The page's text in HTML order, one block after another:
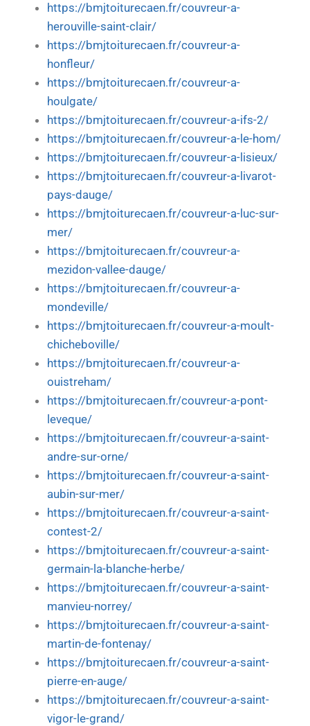
https://bmjtoiturecaen.fr/couvreur-a-
herouville-saint-clair/
https://bmjtoiturecaen.fr/couvreur-a-
honfleur/
https://bmjtoiturecaen.fr/couvreur-a-
houlgate/
https://bmjtoiturecaen.fr/couvreur-a-ifs-2/
https://bmjtoiturecaen.fr/couvreur-a-le-hom/
https://bmjtoiturecaen.fr/couvreur-a-lisieux/
https://bmjtoiturecaen.fr/couvreur-a-livarot-
pays-dauge/
https://bmjtoiturecaen.fr/couvreur-a-luc-sur-
mer/
https://bmjtoiturecaen.fr/couvreur-a-
mezidon-vallee-dauge/
https://bmjtoiturecaen.fr/couvreur-a-
mondeville/
https://bmjtoiturecaen.fr/couvreur-a-moult-
chicheboville/
https://bmjtoiturecaen.fr/couvreur-a-
ouistreham/
https://bmjtoiturecaen.fr/couvreur-a-pont-
leveque/
https://bmjtoiturecaen.fr/couvreur-a-saint-
andre-sur-orne/
https://bmjtoiturecaen.fr/couvreur-a-saint-
aubin-sur-mer/
https://bmjtoiturecaen.fr/couvreur-a-saint-
contest-2/
https://bmjtoiturecaen.fr/couvreur-a-saint-
germain-la-blanche-herbe/
https://bmjtoiturecaen.fr/couvreur-a-saint-
manvieu-norrey/
https://bmjtoiturecaen.fr/couvreur-a-saint-
martin-de-fontenay/
https://bmjtoiturecaen.fr/couvreur-a-saint-
pierre-en-auge/
https://bmjtoiturecaen.fr/couvreur-a-saint-
vigor-le-grand/